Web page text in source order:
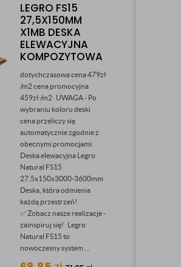
LEGRO FS15
27,5X150MM
X1MB DESKA
ELEWACYJNA
KOMPOZYTOWA
dotychczasowa cena 479zł
/m2 cena promocyjna
459zł /m2 UWAGA - Po
wybraniu koloru deski
cena przeliczy się
automatycznie zgodnie z
obecnymi promocjami.
Deska elewacyjna Legro
Natural FS15
27,5x150x3000-3600mm
Deska, która odmienia
każdą przestrzeń!
✅ Zobacz nasze realizacje -
zainspiruj się! Legro
Natural FS15 to
nowoczesny system ...